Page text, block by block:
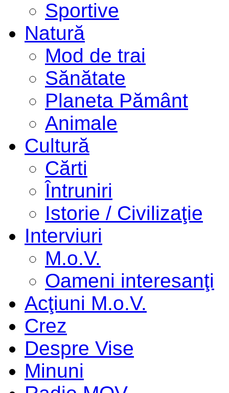
Sportive
Natură
Mod de trai
Sănătate
Planeta Pământ
Animale
Cultură
Cărti
Întruniri
Istorie / Civilizaţie
Interviuri
M.o.V.
Oameni interesanţi
Acţiuni M.o.V.
Crez
Despre Vise
Minuni